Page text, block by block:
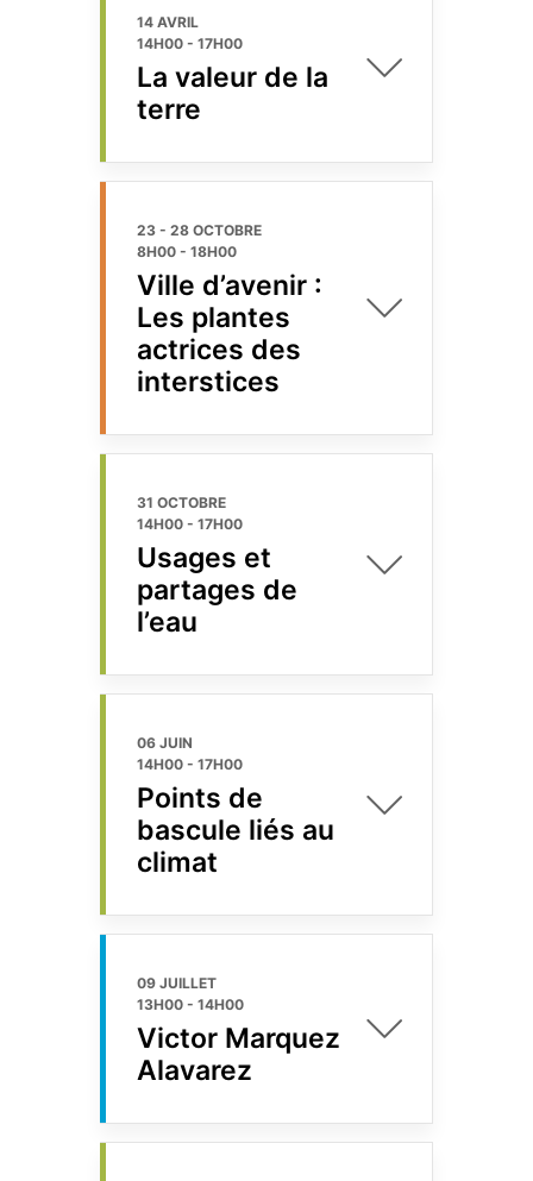
14 AVRIL
14H00 - 17H00
La valeur de la
terre
23 - 28 OCTOBRE
8H00 - 18H00
Ville d’avenir :
Les plantes
actrices des
interstices
31 OCTOBRE
14H00 - 17H00
Usages et
partages de
l’eau
06 JUIN
14H00 - 17H00
Points de
bascule liés au
climat
09 JUILLET
13H00 - 14H00
Victor Marquez
Alavarez